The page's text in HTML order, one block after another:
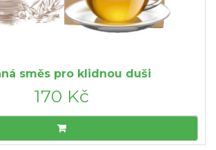
směs pro klidnou duši
170 Kč